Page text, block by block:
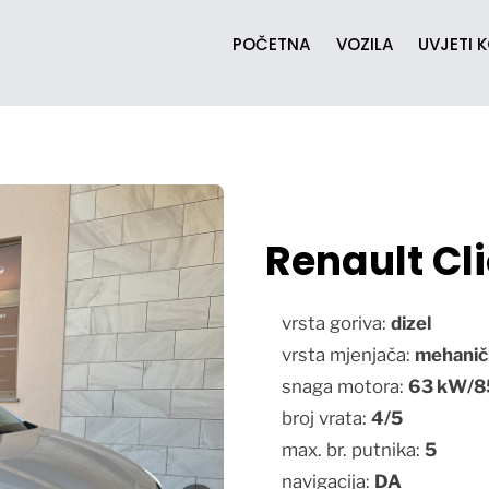
POČETNA VOZILA UVJETI
Renault
vrsta goriva: dizel
vrsta mjenjača:
snaga motora: 63kW/
broj vrata: 4/5
max. br. putnika: 5
navigacija: DA